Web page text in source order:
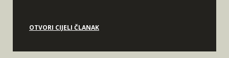
OTVORI CIJELI ČLANAK